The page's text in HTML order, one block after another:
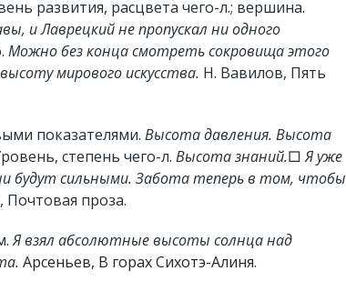
развития, расцвета чего-л.; вершина.
и Лаврецкий не пропускал ни одного
. Можно без конца смотреть сокровища этого
мирового искусства. Н. Вавилов, Пять
показателями. Высота давления. Высота
степень чего-л. Высота знаний.□Я уже
будут сильными. Забота теперь в том, чтобы
Почтовая проза.
Я взял абсолютные высоты солнца над
Арсеньев, В горах Сихотэ-Алиня.